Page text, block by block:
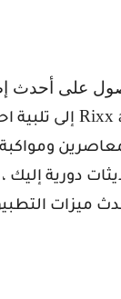
على أحدث
Rixx إلى تلبية
ومواكبة
دورية إليك
ميزات